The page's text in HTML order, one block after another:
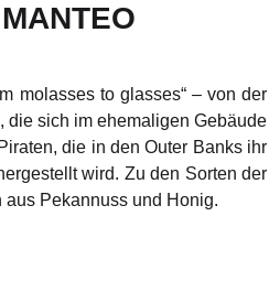
molasses to glasses“ – von der
die sich im ehemaligen Gebäude
die in den Outer Banks ihr
wird. Zu den Sorten der
Pekannuss und Honig.